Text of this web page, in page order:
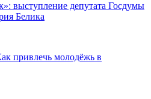
выступление депутата Госдумы
Белика
привлечь молодёжь в